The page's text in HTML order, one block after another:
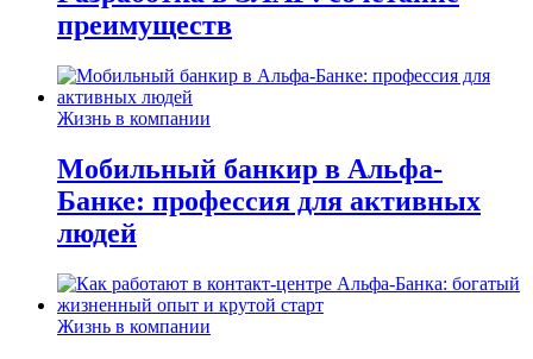
преимуществ
Жизнь в компании
Мобильный банкир в Альфа-
Банке: профессия для активных
людей
Жизнь в компании